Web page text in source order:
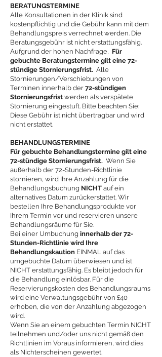
BERATUNGSTERMINE
Alle Konsultationen in der Klinik sind
kostenpflichtig und die Gebühr kann mit dem
Behandlungspreis verrechnet werden. Die
Beratungsgebühr ist nicht erstattungsfähig.
Aufgrund der hohen Nachfrage, Für
gebuchte Beratungstermine gilt eine 72-
stündige Stornierungsfrist. Alle
Stornierungen/Verschiebungen von
Terminen innerhalb der 72-stündigen
Stornierungsfrist werden als verspätete
Stornierung eingestuft. Bitte beachten Sie:
Diese Gebühr ist nicht übertragbar und wird
nicht erstattet.
BEHANDLUNGSTERMINE
Für gebuchte Behandlungstermine gilt eine
72-stündige Stornierungsfrist. Wenn Sie
außerhalb der 72-Stunden-Richtlinie
stornieren, wird Ihre Anzahlung für die
Behandlungsbuchung NICHT auf ein
alternatives Datum zurückerstattet. Wir
bestellen Ihre Behandlungsprodukte vor
Ihrem Termin vor und reservieren unsere
Behandlungsräume für Sie.
Bei einer Umbuchung innerhalb der 72-
Stunden-Richtlinie wird Ihre
Behandlungskaution EINMAL auf das
umgebuchte Datum überwiesen und ist
NICHT erstattungsfähig. Es bleibt jedoch für
die Behandlung einlösbar. Für die
Reservierungskosten des Behandlungsraums
wird eine Verwaltungsgebühr von £40
erhoben, die von der Anzahlung abgezogen
wird.
Wenn Sie an einem gebuchten Termin NICHT
teilnehmen und/oder uns nicht gemäß den
Richtlinien im Voraus informieren, wird dies
als Nichterscheinen gewertet.